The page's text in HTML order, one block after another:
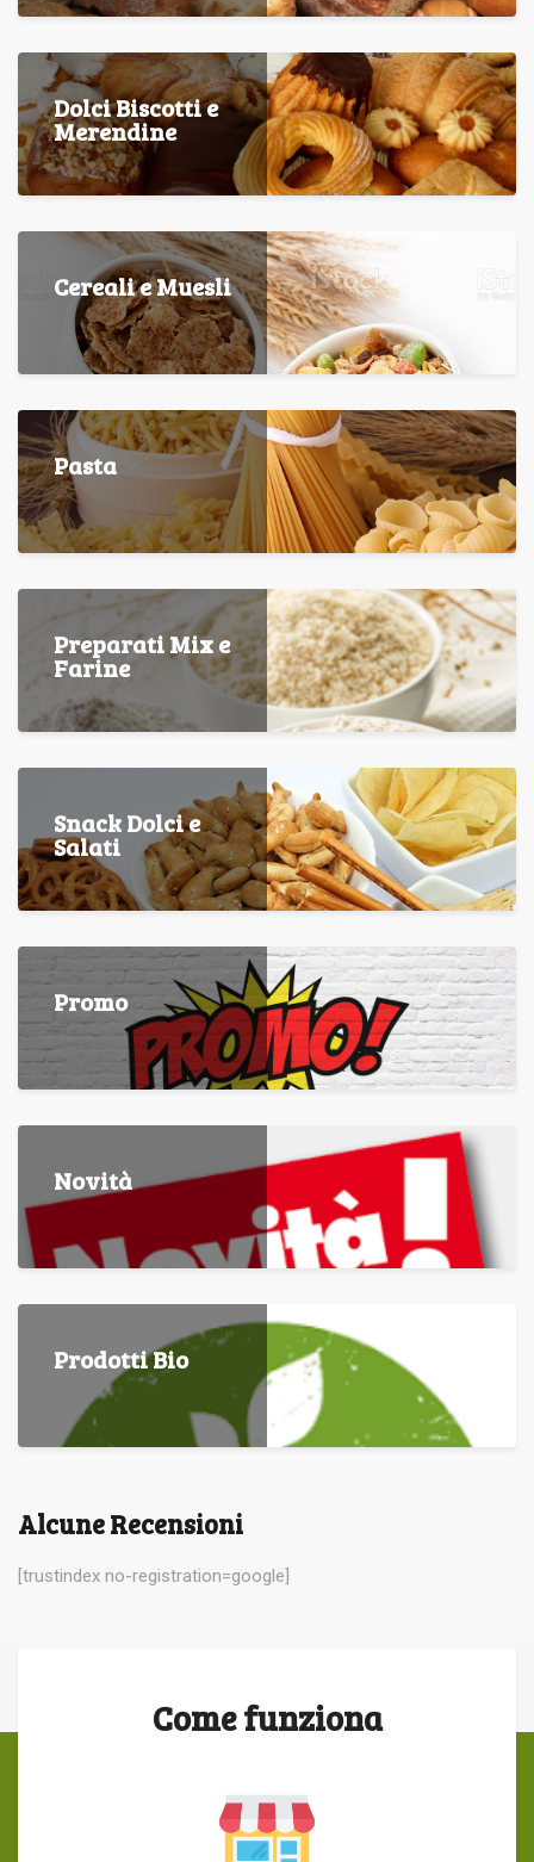
Dolci Biscotti e
Merendine
Cereali e Muesli
Pasta
Preparati Mix e
Farine
Snack Dolci e
Salati
Promo
Novità
Prodotti Bio
Alcune Recensioni
[trustindex no-registration=google]
Come funziona